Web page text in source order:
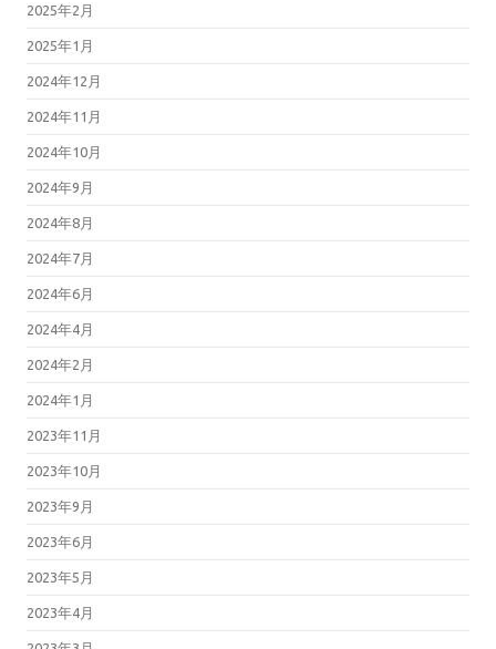
2025年2月
2025年1月
2024年12月
2024年11月
2024年10月
2024年9月
2024年8月
2024年7月
2024年6月
2024年4月
2024年2月
2024年1月
2023年11月
2023年10月
2023年9月
2023年6月
2023年5月
2023年4月